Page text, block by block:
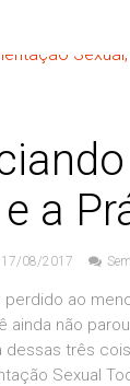
a
17/08/2017
ao
ainda não
dessas três
Sexual